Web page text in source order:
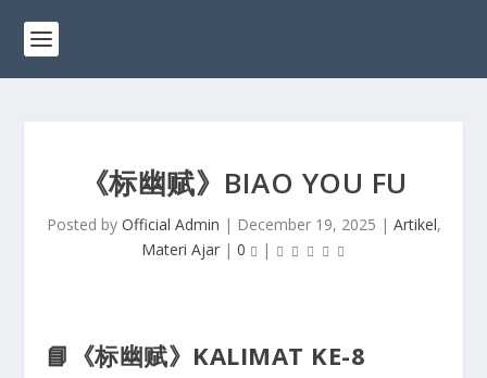
《标幽赋》BIAO YOU FU
Posted by Official Admin | December 19, 2025 | Artikel,
Materi Ajar| 0 |
📘《标幽赋》KALIMAT KE-8